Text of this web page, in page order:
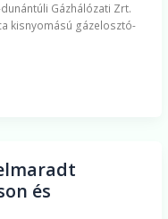
Gázhálózati Zrt.
kisnyomású gázelosztó-
és